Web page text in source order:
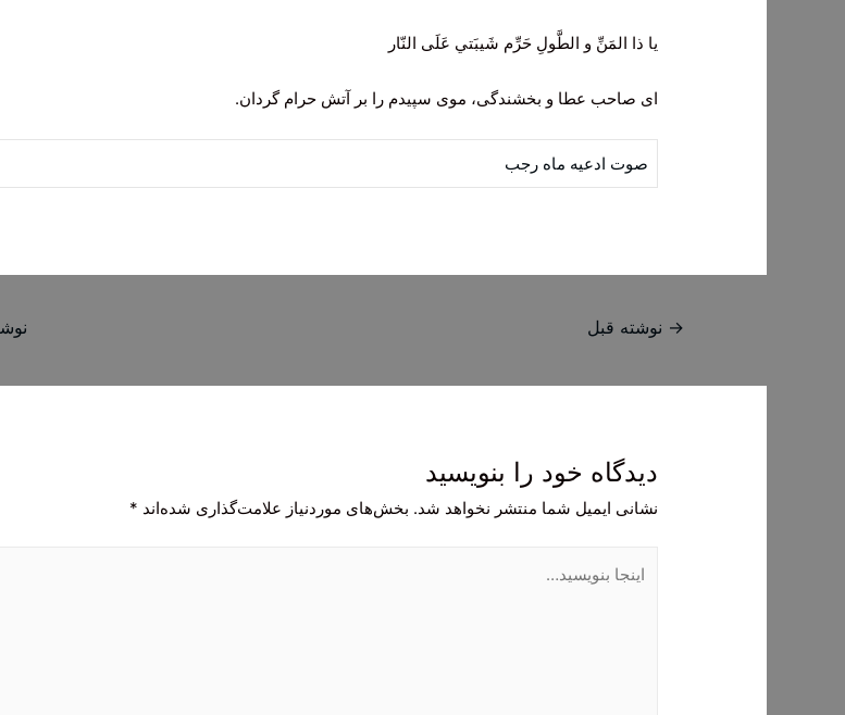
يا ذا المَنِّ و الطَّولِ حَرِّم شَيبَتي عَلَى النّار
ای صاحب عطا و بخشندگی، موی سپیدم را بر آتش حرام گردان.
صوت ادعیه ماه رجب
راهبری
→ نوشته قبل
دیدگاه‌ خود را بنویسید
نشانی ایمیل شما منتشر نخواهد شد. بخش‌های موردنیاز علامت‌گذاری شده‌اند *
بنویسید…